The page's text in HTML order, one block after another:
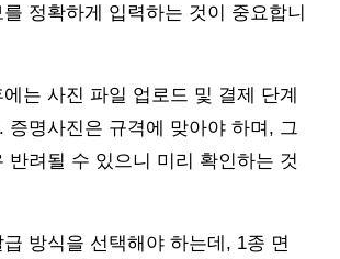
정확하게 입력하는 것이 중요합니
는 사진 파일 업로드 및 결제 단계
증명사진은 규격에 맞아야 하며, 그
반려될 수 있으니 미리 확인하는 것
방식을 선택해야 하는데, 1종 면